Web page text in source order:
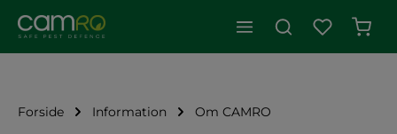
Forside Information Om CAMRO